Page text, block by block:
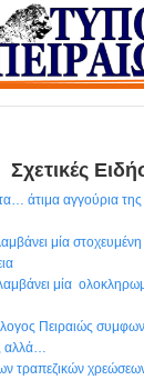
Σχετικές
άτιμα αγγούρια της
μία
μία
Πειραιώς
αλλά…
τραπεζικών